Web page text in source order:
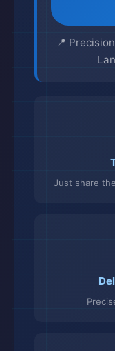
📍
Just share